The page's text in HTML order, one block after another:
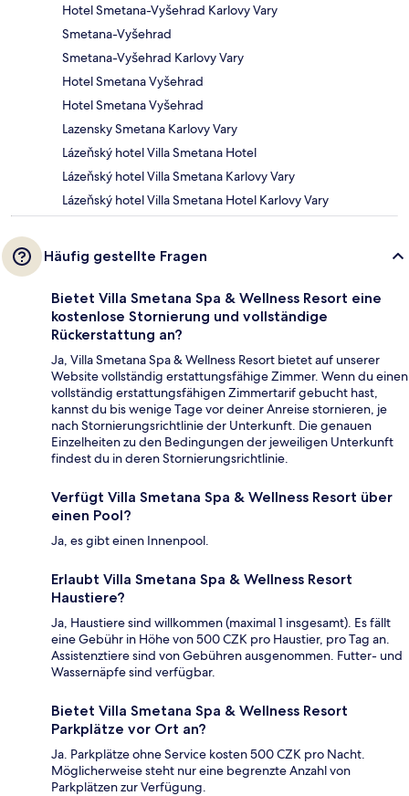
Hotel Smetana-Vyšehrad Karlovy Vary
Smetana-Vyšehrad
Smetana-Vyšehrad Karlovy Vary
Hotel Smetana Vyšehrad
Hotel Smetana Vyšehrad
Lazensky Smetana Karlovy Vary
Lázeňský hotel Villa Smetana Hotel
Lázeňský hotel Villa Smetana Karlovy Vary
Lázeňský hotel Villa Smetana Hotel Karlovy Vary
Häufig gestellte Fragen
Bietet Villa Smetana Spa & Wellness Resort eine
kostenlose Stornierung und vollständige
Rückerstattung an?
Ja, Villa Smetana Spa & Wellness Resort bietet auf unserer
Website vollständig erstattungsfähige Zimmer. Wenn du einen
vollständig erstattungsfähigen Zimmertarif gebucht hast,
kannst du bis wenige Tage vor deiner Anreise stornieren, je
nach Stornierungsrichtlinie der Unterkunft. Die genauen
Einzelheiten zu den Bedingungen der jeweiligen Unterkunft
findest du in deren Stornierungsrichtlinie.
Verfügt Villa Smetana Spa & Wellness Resort über
einen Pool?
Ja, es gibt einen Innenpool.
Erlaubt Villa Smetana Spa & Wellness Resort
Haustiere?
Ja, Haustiere sind willkommen (maximal 1 insgesamt). Es fällt
eine Gebühr in Höhe von 500 CZK pro Haustier, pro Tag an.
Assistenztiere sind von Gebühren ausgenommen. Futter- und
Wassernäpfe sind verfügbar.
Bietet Villa Smetana Spa & Wellness Resort
Parkplätze vor Ort an?
Ja. Parkplätze ohne Service kosten 500 CZK pro Nacht.
Möglicherweise steht nur eine begrenzte Anzahl von
Parkplätzen zur Verfügung.